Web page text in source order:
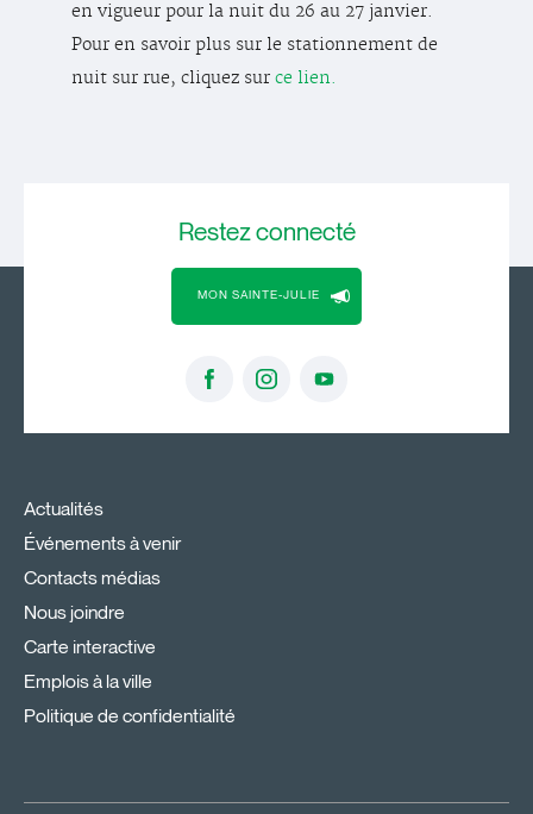
en vigueur pour la nuit du 26 au 27 janvier.
Pour en savoir plus sur le stationnement de
nuit sur rue, cliquez sur ce lien.
Restezconnecté
MON SAINTE-JULIE
Actualités
Événements à venir
Contacts médias
Nous joindre
Carte interactive
Emplois à la ville
Politique de confidentialité